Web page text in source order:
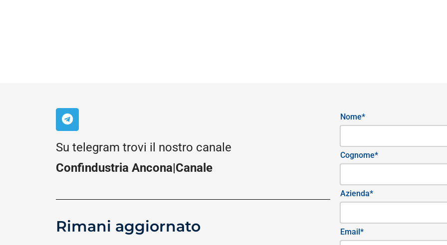
Su telegram trovi il nostro canale
Confindustria Ancona|Canale
Rimani aggiornato
Nome*
Cognome*
Azienda*
Email*